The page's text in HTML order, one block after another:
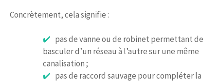
Concrètement, cela signifie :
pas de vanne ou de robinet permettant de
basculer d’un réseau à l’autre sur une même
canalisation ;
pas de raccord sauvage pour compléter la